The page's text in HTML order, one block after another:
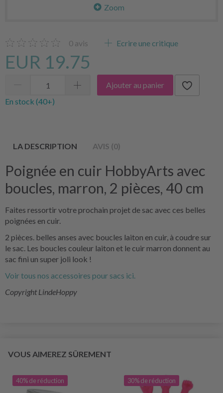
Zoom
0 avis Ecrire une critique
EUR 19.75
Ajouter au panier
En stock (40+)
LA DESCRIPTION AVIS (0)
Poignée en cuir HobbyArts avec
boucles, marron, 2 pièces, 40 cm
Faites ressortir votre prochain projet de sac avec ces belles
poignées en cuir.
2 pièces. belles anses avec boucles laiton en cuir, à coudre sur
le sac. Les boucles couleur laiton et le cuir marron donnent au
sac fini un super joli look !
Voir tous nos accessoires pour sacs ici.
Copyright LindeHoppy
VOUS AIMEREZ SÛREMENT
40% de réduction 30% de réduction